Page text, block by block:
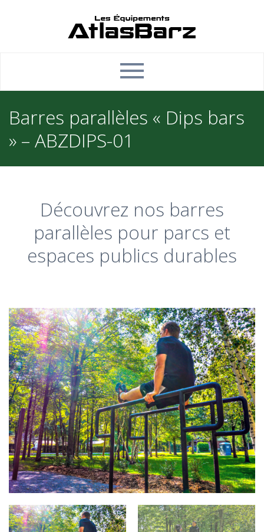
Barres parallèles « Dips bars
» – ABZDIPS-01
Découvrez nos barres
parallèles pour parcs et
espaces publics durables